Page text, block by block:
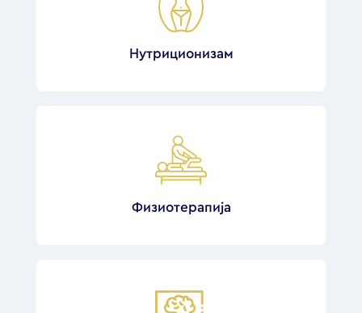
Нутриционизам
Физиотерапија